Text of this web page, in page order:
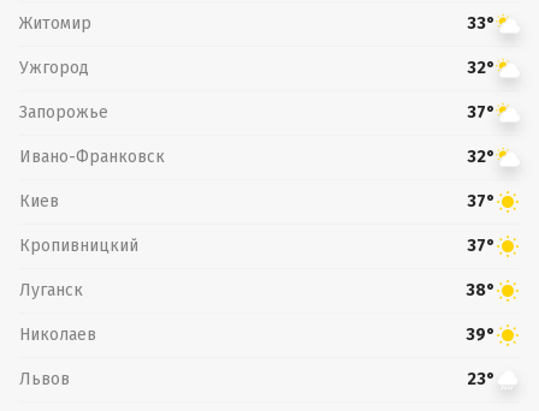
Житомир 33°
Ужгород 32°
Запорожье 37°
Ивано-Франковск 32°
Киев 37°
Кропивницкий 37°
Луганск 38°
Николаев 39°
Львов 23°